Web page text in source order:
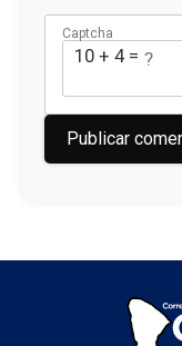
Captcha
10 + 4 = ?